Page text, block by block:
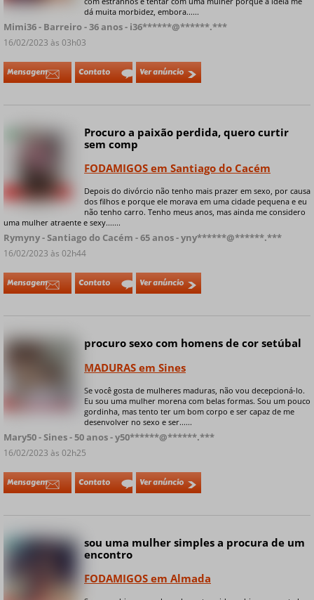
dá muita morbidez, embora......
Mimi36 - Barreiro - 36 anos - i36******@******.***
16/02/2023 às 03h03
Mensagem Contato Ver anúncio
+ 5 fotos privadas
Procuro a paixão perdida, quero curtir
sem comp
FODAMIGOS em Santiago do Cacém
Depois do divórcio não tenho mais prazer em sexo, por causa
dos filhos e porque ele morava em uma cidade pequena e eu
não tenho carro. Tenho meus anos, mas ainda me considero
uma mulher atraente e sexy.......
Rymyny - Santiago do Cacém - 65 anos - yny******@******.***
16/02/2023 às 02h44
Mensagem Contato Ver anúncio
procuro sexo com homens de cor setúbal
MADURAS em Sines
Se você gosta de mulheres maduras, não vou decepcioná-lo.
Eu sou uma mulher morena com belas formas. Sou um pouco
gordinha, mas tento ter um bom corpo e ser capaz de me
desenvolver no sexo e ser......
Mary50 - Sines - 50 anos - y50******@******.***
16/02/2023 às 02h25
Mensagem Contato Ver anúncio
Online
sou uma mulher simples a procura de um
encontro
FODAMIGOS em Almada